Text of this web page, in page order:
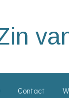
Contact